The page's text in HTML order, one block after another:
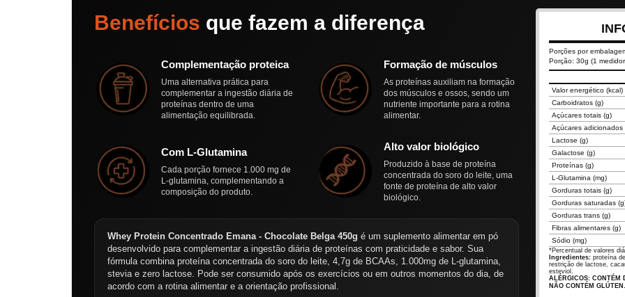
Benefícios que fazem a diferença
Complementação proteica
Uma alternativa prática para
complementar a ingestão diária de
proteínas dentro de uma
alimentação equilibrada.
Formação de músculos
As proteínas auxiliam na formação
dos músculos e ossos, sendo um
nutriente importante para a rotina
alimentar.
Com L-Glutamina
Cada porção fornece 1.000 mg de
L-glutamina, complementando a
composição do produto.
Alto valor biológico
Produzido à base de proteína
concentrada do soro do leite, uma
fonte de proteína de alto valor
biológico.
Whey Protein Concentrado Emana - Chocolate Belga 450g é um suplemento alimentar em pó
desenvolvido para complementar a ingestão diária de proteínas com praticidade e sabor. Sua
fórmula combina proteína concentrada do soro do leite, 4,7g de BCAAs, 1.000mg de L-glutamina,
stevia e zero lactose. Pode ser consumido após os exercícios ou em outros momentos do dia, de
acordo com a rotina alimentar e a orientação profissional.
Porções por
Porção: 30g (1
Valor energético (kcal)
Carboidratos (g)
Açúcares totais (g)
Açúcares adicionados
Lactose (g)
Galactose (g)
Proteínas (g)
L-Glutamina (mg)
Gorduras totais (g)
Gorduras saturadas
Gorduras trans (g)
Fibras alimentares (g)
Sódio (mg)
*Percentual de valores
Ingredientes: proteína
restrição de lactose,
esteviol.
ALÉRGICOS: CONTÉM
NÃO CONTÉM GLÚTEN.